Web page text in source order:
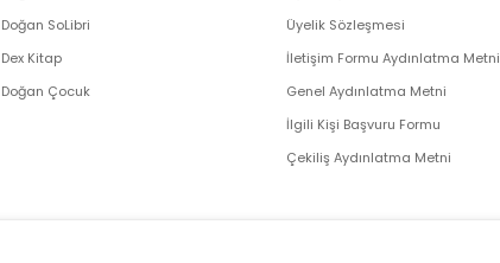
Doğan SoLibri
Dex Kitap
Doğan Çocuk
Üyelik Sözleşmesi
İletişim Formu Aydınlatma Metni
Genel Aydınlatma Metni
İlgili Kişi Başvuru Formu
Çekiliş Aydınlatma Metni